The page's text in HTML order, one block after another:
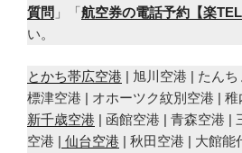
質問 」「航空券の電話予約【楽TEL
い。
とかち帯広空港 | 旭川空港 | たん
標津空港 | オホーツク紋別空港 |
新千歳空港 | 函館空港 | 青森空港 |
空港 | 仙台空港 | 秋田空港 | 大館能